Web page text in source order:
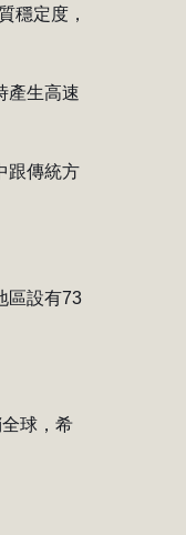
穩定度，
產生高速
跟傳統方
區設有73
球，希